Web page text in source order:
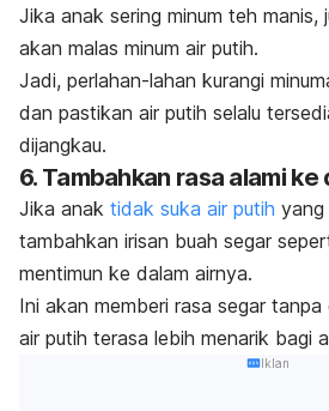
Jika anak sering minum teh manis,
akan malas minum air putih.
Jadi, perlahan-lahan kurangi
dan pastikan air putih selalu
dijangkau.
6. Tambahkan rasa alami ke
Jika anak tidak suka air putih
tambahkan irisan buah segar
mentimun ke dalam airnya.
Ini akan memberi rasa segar tanpa
air putih terasa lebih menarik bagi
Iklan